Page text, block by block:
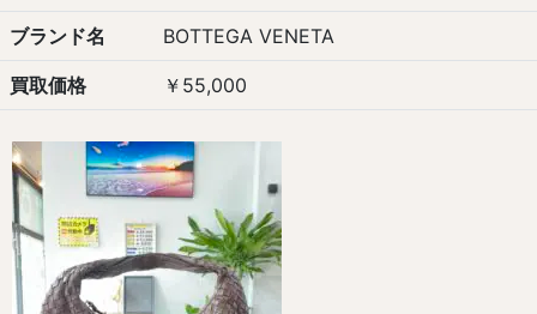
ブランド名 BOTTEGA VENETA
買取価格 ￥55,000